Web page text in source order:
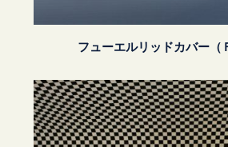
フューエルリッドカバー（